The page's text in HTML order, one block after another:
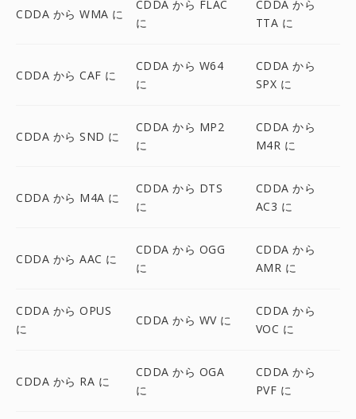
CDDA から WMA に
CDDA から FLAC
に
CDDA から
TTA に
CDDA から CAF に
CDDA から W64
に
CDDA から
SPX に
CDDA から SND に
CDDA から MP2
に
CDDA から
M4R に
CDDA から M4A に
CDDA から DTS
に
CDDA から
AC3 に
CDDA から AAC に
CDDA から OGG
に
CDDA から
AMR に
CDDA から OPUS
に
CDDA から WV に
CDDA から
VOC に
CDDA から RA に
CDDA から OGA
に
CDDA から
PVF に